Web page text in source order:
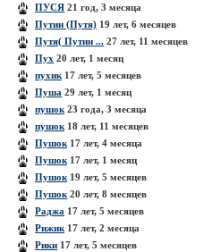
ПУСЯ 21 год, 3 месяца
Путин (Путя) 19 лет, 6 месяцев
Путя( Путин ... 27 лет, 11 месяцев
Пух 20 лет, 1 месяц
пухик 17 лет, 5 месяцев
Пуша 29 лет, 1 месяц
пушок 23 года, 3 месяца
пушок 18 лет, 11 месяцев
Пушок 17 лет, 4 месяца
Пушок 17 лет, 1 месяц
Пушок 19 лет, 5 месяцев
Пушок 20 лет, 8 месяцев
Раджа 17 лет, 5 месяцев
Рижик 17 лет, 2 месяца
Рики 17 лет, 5 месяцев